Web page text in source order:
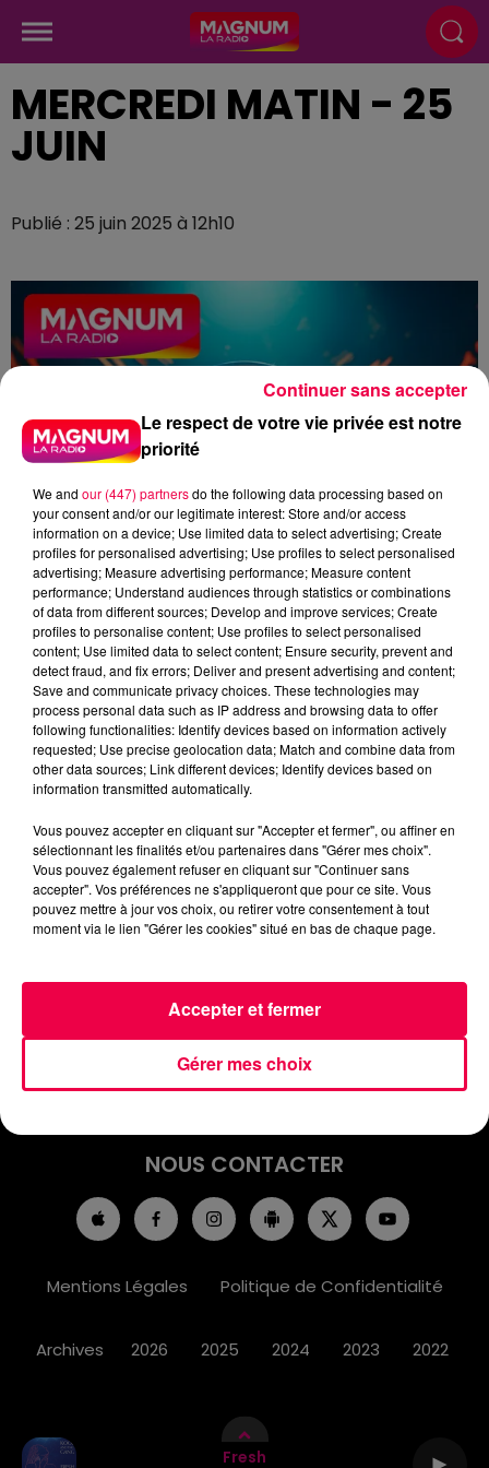
Fresh
MERCREDI MATIN - 25
JUIN
Publié : 25 juin 2025 à 12h10
podcasts/2025/06/12h-mercrdi-25.mp3
INFOS
EMISSIONS
JEUX
PODCASTS
NOUS CONTACTER
Mentions Légales Politique de Confidentialité
Archives 2026 2025 2024 2023 2022
Le respect de votre vie privée est notre
priorité
We and our (447) partnersdo the following data processing based on
your consent and/or our legitimate interest: Store and/or access
information on a device; Use limited data to select advertising; Create
profiles for personalised advertising; Use profiles to select personalised
advertising; Measure advertising performance; Measure content
performance; Understand audiences through statistics or combinations
of data from different sources; Develop and improve services; Create
profiles to personalise content; Use profiles to select personalised
content; Use limited data to select content; Ensure security, prevent and
detect fraud, and fix errors; Deliver and present advertising and content;
Save and communicate privacy choices. These technologies may
process personal data such as IP address and browsing data to offer
following functionalities: Identify devices based on information actively
requested; Use precise geolocation data; Match and combine data from
other data sources; Link different devices; Identify devices based on
information transmitted automatically.
Vous pouvez accepter en cliquant sur "Accepter et fermer", ou affiner en
sélectionnant les finalités et/ou partenaires dans "Gérer mes choix".
Vous pouvez également refuser en cliquant sur "Continuer sans
accepter". Vos préférences ne s'appliqueront que pour ce site. Vous
pouvez mettre à jour vos choix, ou retirer votre consentement à tout
moment via le lien "Gérer les cookies" situé en bas de chaque page.
Gérer mes choix
Accepter et fermer
Continuer sans accepter